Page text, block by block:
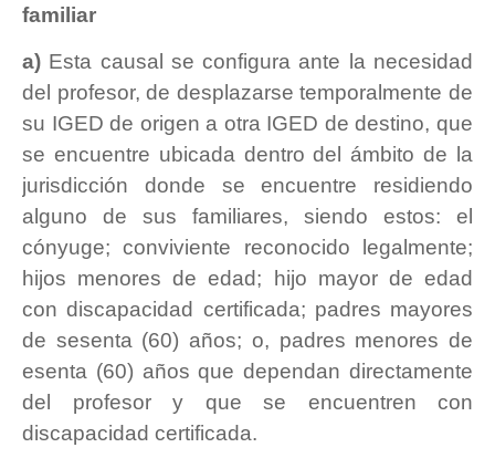
familiar
a) Esta causal se configura ante la necesidad
del profesor, de desplazarse temporalmente de
su IGED de origen a otra IGED de destino, que
se encuentre ubicada dentro del ámbito de la
jurisdicción donde se encuentre residiendo
alguno de sus familiares, siendo estos: el
cónyuge; conviviente reconocido legalmente;
hijos menores de edad; hijo mayor de edad
con discapacidad certificada; padres mayores
de sesenta (60) años; o, padres menores de
esenta (60) años que dependan directamente
del profesor y que se encuentren con
discapacidad certificada.